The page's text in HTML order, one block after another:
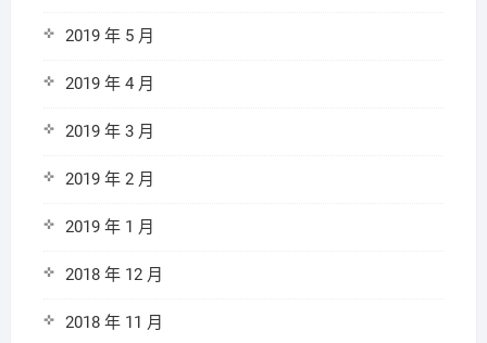
2019 年 5 月
2019 年 4 月
2019 年 3 月
2019 年 2 月
2019 年 1 月
2018 年 12 月
2018 年 11 月